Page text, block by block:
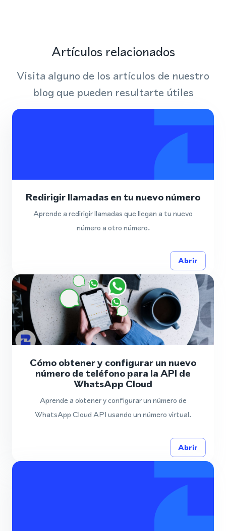
Artículos relacionados
Visita alguno de los artículos de nuestro
blog que pueden resultarte útiles
Redirigir llamadas en tu nuevo número
Aprende a redirigir llamadas que llegan a tu nuevo
número a otro número.
Abrir
Cómo obtener y configurar un nuevo
número de teléfono para la API de
WhatsApp Cloud
Aprende a obtener y configurar un número de
WhatsApp Cloud API usando un número virtual.
Abrir